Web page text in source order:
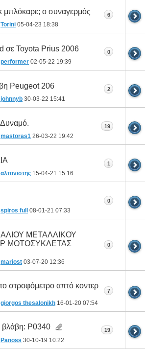
μπλόκαρε; ο συναγερμός
Torini 05-04-23 18:38
6
σε Toyota Prius 2006
performer 02-05-22 19:39
0
Peugeot 206
johnnyb 30-03-22 15:41
2
mastoras1 26-03-22 19:42
19
αλπινιστης 15-04-21 15:16
1
spiros full 08-01-21 07:33
0
ΜΕΤΑΛΛΙΚΟΥ
ΜΟΤΟΣΥΚΛΕΤΑΣ
mariost 03-07-20 12:36
0
στροφόμετρο απτό κοντερ
giorgos thesalonikh 16-01-20 07:54
7
βλάβη: P0340
Panoss 30-10-19 10:22
19